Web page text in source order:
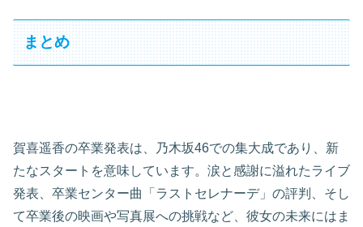
まとめ
賀喜遥香の卒業発表は、乃木坂46での集大成であり、新
たなスタートを意味しています。涙と感謝に溢れたライブ
発表、卒業センター曲「ラストセレナーデ」の評判、そし
て卒業後の映画や写真展への挑戦など、彼女の未来にはま